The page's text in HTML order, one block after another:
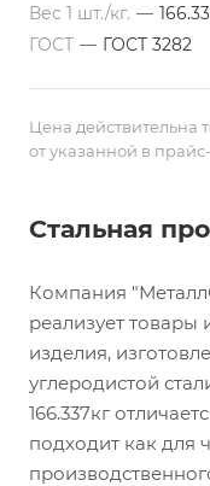
Вес 1 шт./кг. —
ГОСТ — ГОСТ 3282
Цена действительна
от указанной в
Стальная
Компания
реализует
изделия,
углеродистой
166.337кг
подходит как для